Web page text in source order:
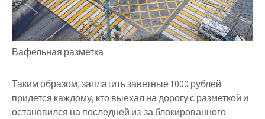
Вафельная разметка
Таким образом, заплатить заветные 1000 рублей
придется каждому, кто выехал на дорогу с разметкой и
остановился на последней из-за блокированного